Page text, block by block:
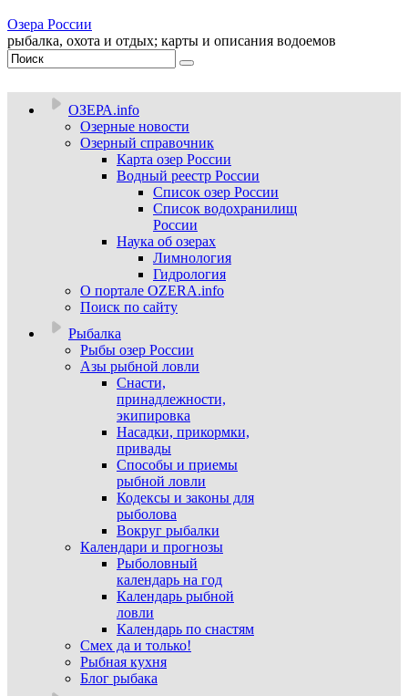
Озера России
рыбалка, охота и отдых; карты и описания водоемов
ОЗЕРА.info
Озерные новости
Озерный справочник
Карта озер России
Водный реестр России
Список озер России
Список водохранилищ
России
Наука об озерах
Лимнология
Гидрология
О портале OZERA.info
Поиск по сайту
Рыбалка
Рыбы озер России
Азы рыбной ловли
Снасти,
принадлежности,
экипировка
Насадки, прикормки,
привады
Способы и приемы
рыбной ловли
Кодексы и законы для
рыболова
Вокруг рыбалки
Календари и прогнозы
Рыболовный
календарь на год
Календарь рыбной
ловли
Календарь по снастям
Смех да и только!
Рыбная кухня
Блог рыбака